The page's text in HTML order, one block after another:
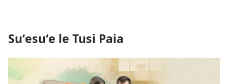
Suʻesuʻe le Tusi Paia